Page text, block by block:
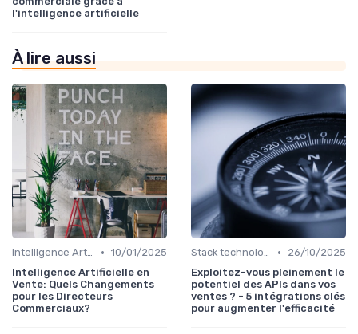
l'intelligence artificielle
À lire aussi
Intelligence Artificielle pour les ventes • 10/01/2025
Intelligence Artificielle en
Vente: Quels Changements
pour les Directeurs
Commerciaux?
Stack technologique du directeur commercial •
26/10/2025
Exploitez-vous pleinement le
potentiel des APIs dans vos
ventes ? - 5 intégrations clés
pour augmenter l'efficacité